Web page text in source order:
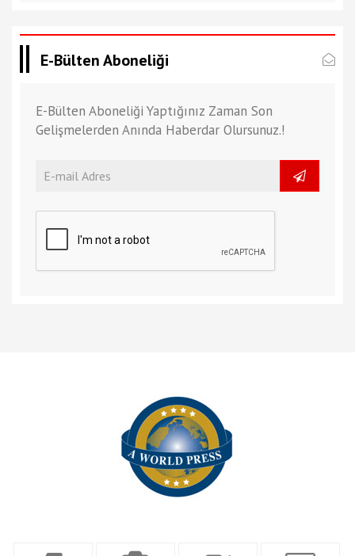
E-Bülten Aboneliği
E-Bülten Aboneliği Yaptığınız Zaman Son
Gelişmelerden Anında Haberdar Olursunuz.!